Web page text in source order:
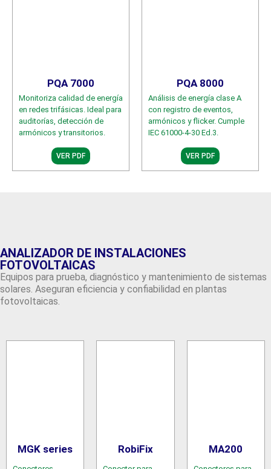
PQA 7000
Monitoriza calidad de energía
en redes trifásicas. Ideal para
auditorías, detección de
armónicos y transitorios.
VER PDF
PQA 8000
Análisis de energía clase A
con registro de eventos,
armónicos y flicker. Cumple
IEC 61000-4-30 Ed.3.
VER PDF
ANALIZADOR DE INSTALACIONES
FOTOVOLTAICAS
Equipos para prueba, diagnóstico y mantenimiento de sistemas
solares. Aseguran eficiencia y confiabilidad en plantas
fotovoltaicas.
MGK series RobiFix MA200